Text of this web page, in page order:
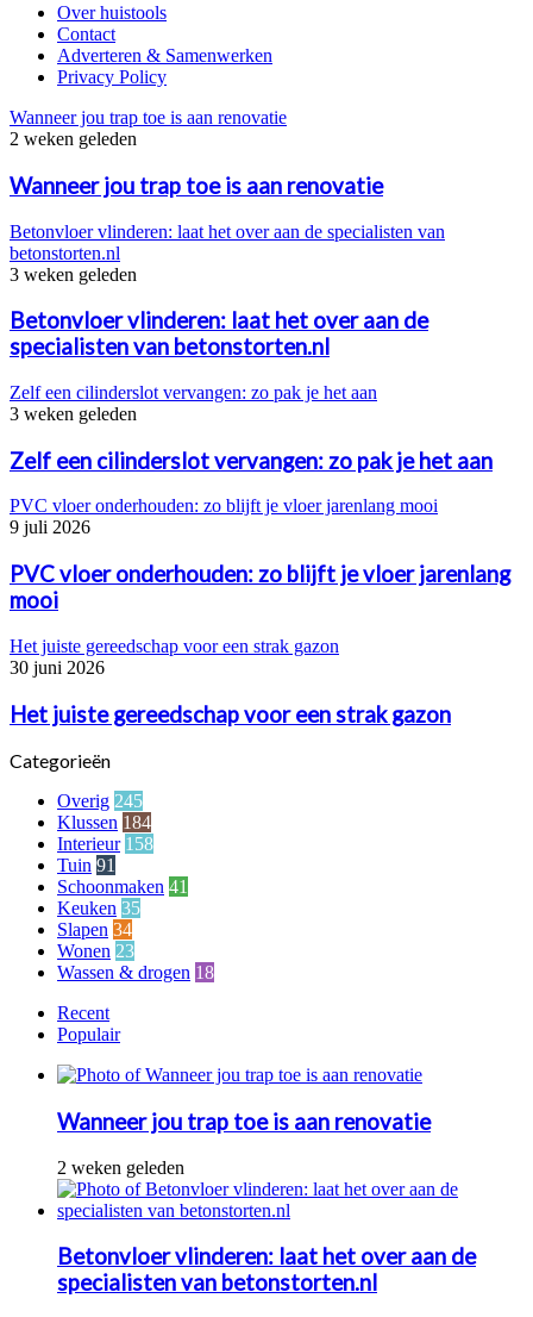
Over huistools
Contact
Adverteren & Samenwerken
Privacy Policy
Wanneer jou trap toe is aan renovatie
2 weken geleden
Wanneer jou trap toe is aan renovatie
Betonvloer vlinderen: laat het over aan de specialisten van
betonstorten.nl
3 weken geleden
Betonvloer vlinderen: laat het over aan de
specialisten van betonstorten.nl
Zelf een cilinderslot vervangen: zo pak je het aan
3 weken geleden
Zelf een cilinderslot vervangen: zo pak je het aan
PVC vloer onderhouden: zo blijft je vloer jarenlang mooi
9 juli 2026
PVC vloer onderhouden: zo blijft je vloer jarenlang
mooi
Het juiste gereedschap voor een strak gazon
30 juni 2026
Het juiste gereedschap voor een strak gazon
Categorieën
Overig 245
Klussen 184
Interieur 158
Tuin 91
Schoonmaken 41
Keuken 35
Slapen 34
Wonen 23
Wassen & drogen 18
Recent
Populair
Wanneer jou trap toe is aan renovatie
2 weken geleden
Betonvloer vlinderen: laat het over aan de
specialisten van betonstorten.nl